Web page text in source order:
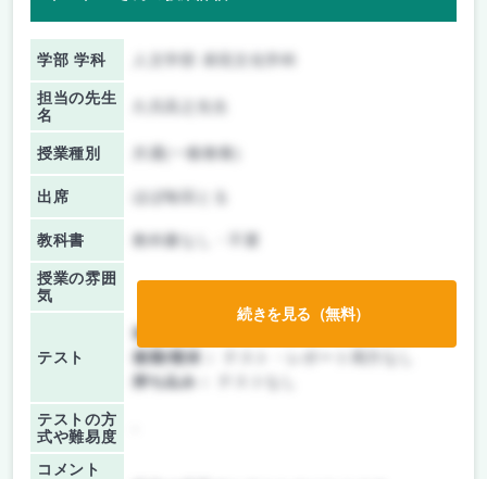
学部 学科
担当の先生
名
授業種別 共通(一般教養)
出席 ほぼ毎回とる
教科書 教科書なし・不要
授業の雰囲
気
テスト
前期/中間：
後期/期末：
持ち込み：
テストの方
式や難易度
コメント
続きを見る（無料）